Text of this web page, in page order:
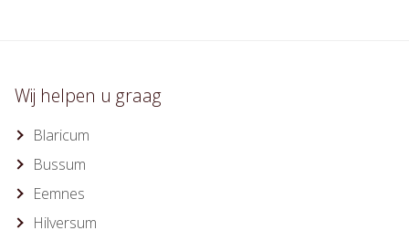
Wij helpen u graag
Blaricum
Bussum
Eemnes
Hilversum